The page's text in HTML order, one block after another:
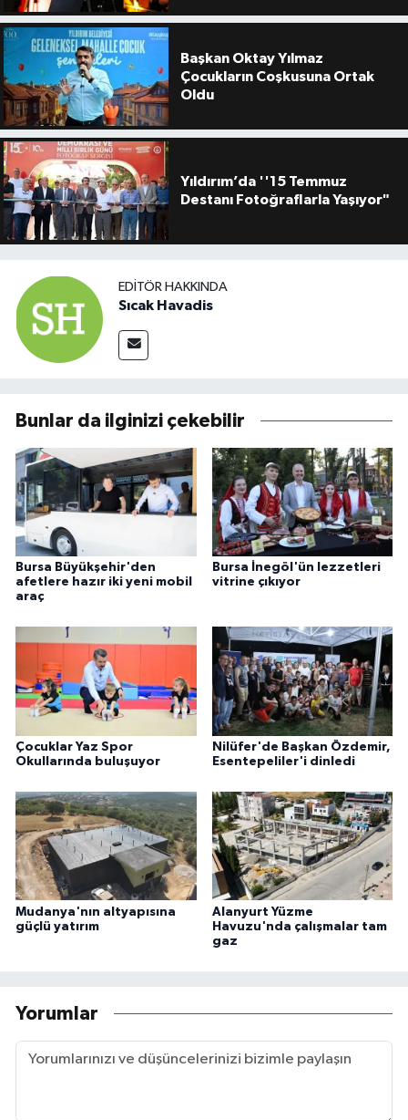
Başkan Oktay Yılmaz
Çocukların Coşkusuna Ortak
Oldu
Yıldırım’da ''15 Temmuz
Destanı Fotoğraflarla Yaşıyor"
EDITÖR HAKKINDA
Sıcak Havadis
Bunlar da ilginizi çekebilir
Bursa Büyükşehir'den
afetlere hazır iki yeni mobil
araç
Bursa İnegöl'ün lezzetleri
vitrine çıkıyor
Çocuklar Yaz Spor
Okullarında buluşuyor
Nilüfer'de Başkan Özdemir,
Esentepeliler'i dinledi
Mudanya'nın altyapısına
güçlü yatırım
Alanyurt Yüzme
Havuzu'nda çalışmalar tam
gaz
Yorumlar